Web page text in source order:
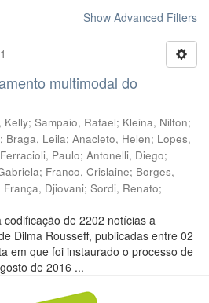
Show Advanced Filters
multimodal do
Kelly; Sampaio, Rafael; Kleina, Nilton;
; Braga, Leila; Anacleto, Helen; Lopes,
Ferracioli, Paulo; Antonelli, Diego;
; Franco, Crislaine; Borges,
França, Djiovani; Sordi, Renato;
de 2202 notícias a
Dilma Rousseff, publicadas entre 02
em que foi instaurado o processo de
de 2016 ...